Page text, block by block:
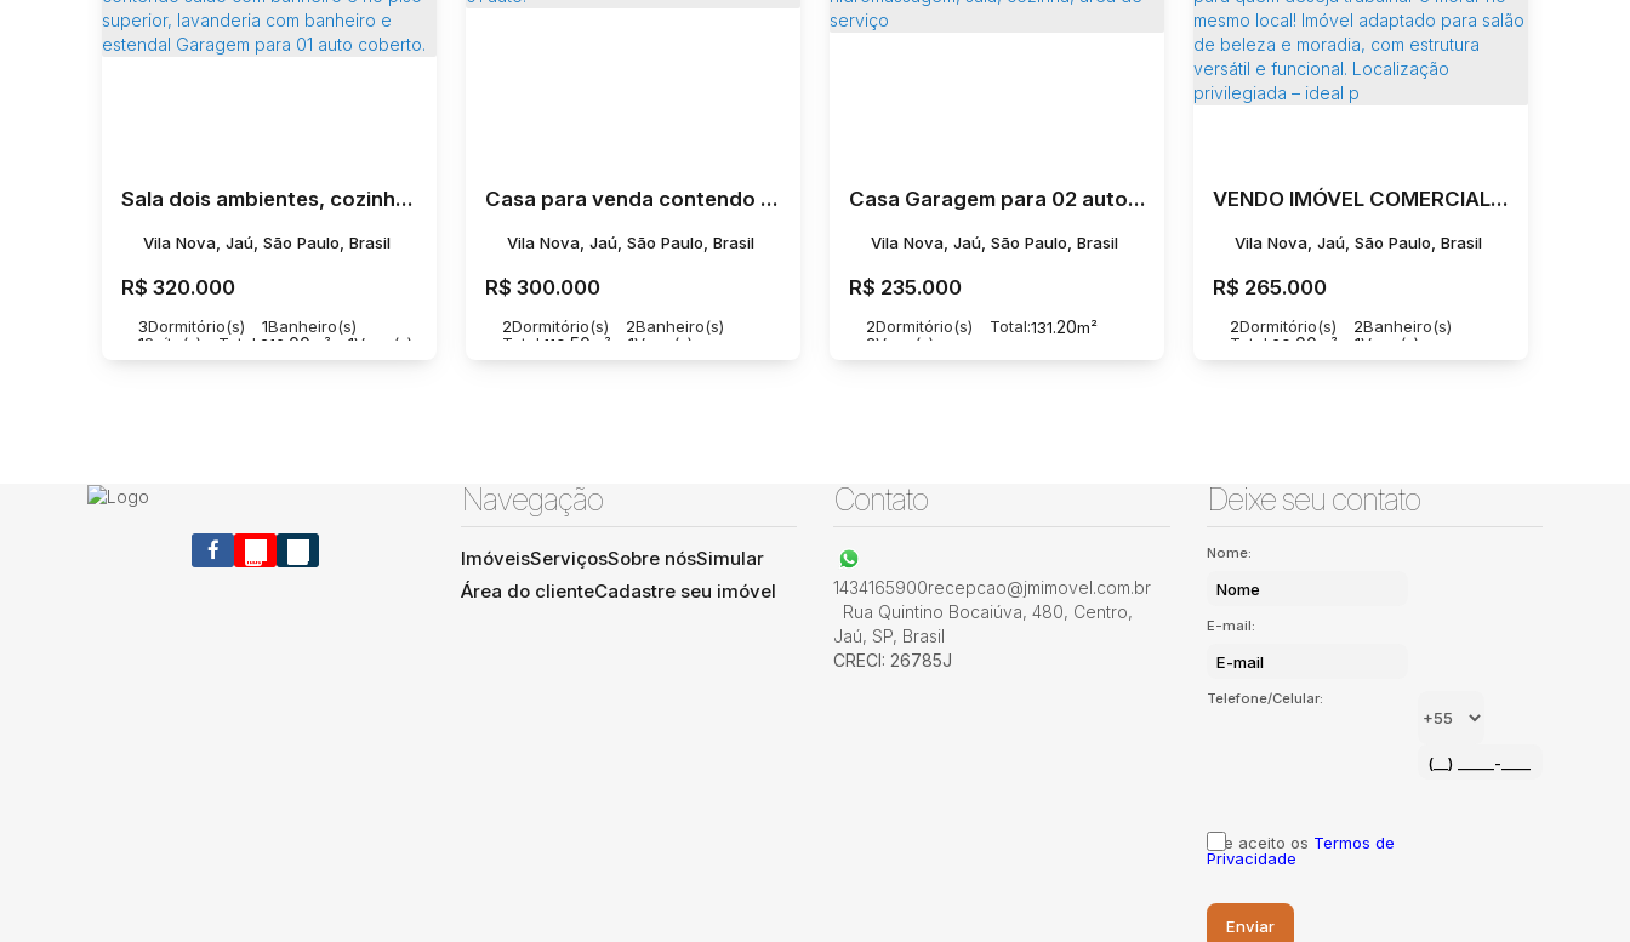
Sala dois ambientes, cozinha com armários, 3 dormitórios sendo 1 suíte, banheiro social Quintal, Edícula fundos, contendo salão com banheiro e no piso superior, lavanderia com banheiro e estendal Garagem para 01 auto coberto.
R$ 320.000
Vila Nova, Jaú, São Paulo, Brasil
3Dormitório(s) 1Banheiro(s)
1Suíte(s) Total: 216 .00 m² 1Vaga(s)
Útil:190.00m²
Casa para venda contendo 02 dormitórios, 02 banheiros, sala de estar, sala de jantar, escritório e Garagem para 01 auto.
R$ 300.000
Vila Nova, Jaú, São Paulo, Brasil
2Dormitório(s) 2Banheiro(s)
Total: 110 .50 m² 1Vaga(s)
Casa Garagem para 02 autos, 01 banheiro social, 01 quartinho. Sobrado 01 dormitório sendo 01 suite com hidromassagem, sala, cozinha, área de serviço
R$ 235.000
Vila Nova, Jaú, São Paulo, Brasil
2Dormitório(s) Total:131.20m²
2Vaga(s)
VENDO IMÓVEL COMERCIAL/RESIDENCIAL – ÓTIMA LOCALIZAÇÃO! Excelente oportunidade para quem deseja trabalhar e morar no mesmo local! Imóvel adaptado para salão de beleza e moradia, com estrutura versátil e funcional. Localização privilegiada – ideal p
R$ 265.000
Vila Nova, Jaú, São Paulo, Brasil
2Dormitório(s) 2Banheiro(s)
Total: 60 .00 m² 1Vaga(s)
Navegação
ImóveisServiçosSobre nósSimular
Área do clienteCadastre seu imóvel
Contato
1434165900recepcao@jmimovel.com.br
Rua Quintino Bocaiúva, 480, Centro,
Jaú, SP, Brasil
CRECI: 26785J
Deixe seu contato
Nome:
E-mail:
Telefone/Celular:
Li e aceito os Termos de
Privacidade